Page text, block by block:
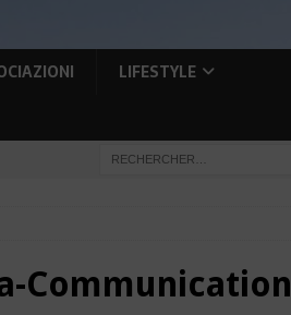
LIFESTYLE
Communication